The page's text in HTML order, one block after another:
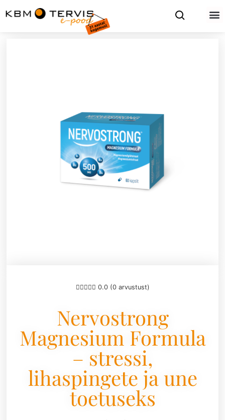
0.0 (0 arvustust)
Nervostrong
Magnesium Formula
– stressi,
lihaspingete ja une
toetuseks